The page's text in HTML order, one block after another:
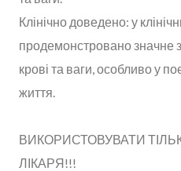
Клінічно доведено: у
продемонстровано значне
крові та ваги, особливо у
життя.
ВИКОРИСТОВУВАТИ
ЛІКАРЯ!!!